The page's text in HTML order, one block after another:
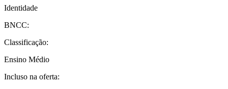
Identidade
BNCC:
Classificação:
Ensino Médio
Incluso na oferta: